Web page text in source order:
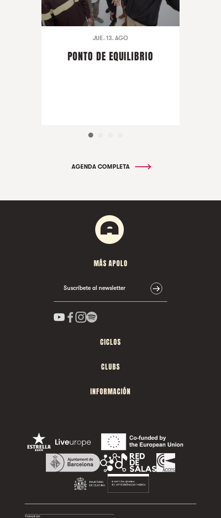
JUE. 13. AGO
PONTO DE EQUILIBRIO
AGENDA COMPLETA
MÁS APOLO
Suscríbete al newsletter
CICLOS
CLUBS
INFORMACIÓN